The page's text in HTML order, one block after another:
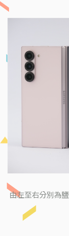
由左至右分別為